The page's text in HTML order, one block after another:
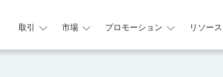
取引 市場 プロモーション リソース